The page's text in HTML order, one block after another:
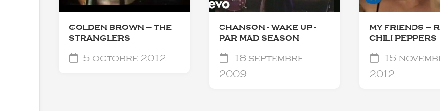
GOLDEN BROWN — THE
STRANGLERS
5 octobre 2012
CHANSON - WAKE UP -
PAR MAD SEASON
18 septembre
2009
MY FRIENDS —
CHILI PEPPERS
15
2012